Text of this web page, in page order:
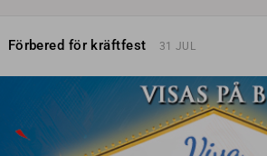
Förbered för kräftfest 31 JUL
Sommarmat på stora fat 3 JUL
Timjankokta jordgubbar med vaniljglass
Mycket smak med örter 13 JUN
Mums med munsbitar 3 MAJ
Ranchdipp med gräddfil, dill och persilja
Förbered för kräftfest 31 JUL